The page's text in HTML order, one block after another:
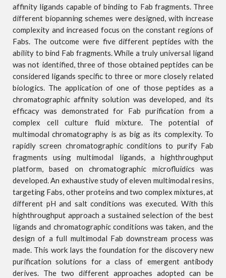
affinity ligands capable of binding to Fab fragments. Three
different biopanning schemes were designed, with increase
complexity and increased focus on the constant regions of
Fabs. The outcome were five different peptides with the
ability to bind Fab fragments. While a truly universal ligand
was not identified, three of those obtained peptides can be
considered ligands specific to three or more closely related
biologics. The application of one of those peptides as a
chromatographic affinity solution was developed, and its
efficacy was demonstrated for Fab purification from a
complex cell culture fluid mixture. The potential of
multimodal chromatography is as big as its complexity. To
rapidly screen chromatographic conditions to purify Fab
fragments using multimodal ligands, a highthroughput
platform, based on chromatographic microfluidics was
developed. An exhaustive study of eleven multimodal resins,
targeting Fabs, other proteins and two complex mixtures, at
different pH and salt conditions was executed. With this
highthroughput approach a sustained selection of the best
ligands and chromatographic conditions was taken, and the
design of a full multimodal Fab downstream process was
made. This work lays the foundation for the discovery new
purification solutions for a class of emergent antibody
derives. The two different approaches adopted can be